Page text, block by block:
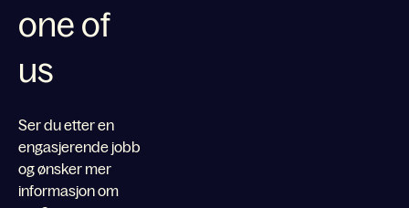
one of
us
Ser du etter en
engasjerende jobb
og ønsker mer
informasjon om